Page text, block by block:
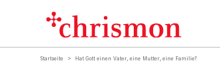
Startseite Hat Gott einen Vater, eine Mutter, eine Familie?